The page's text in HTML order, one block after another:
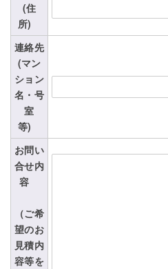
(住
所)
連絡先
(マン
ション
名・号
室
等)
お問い
合せ内
容
（ご希
望のお
見積内
容等を